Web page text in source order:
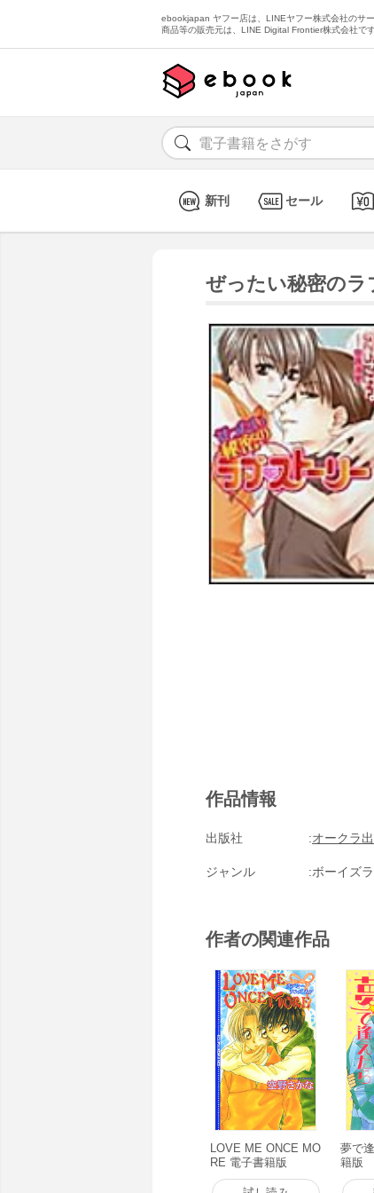
ebookjapan ヤフー店は、LINEヤフー株式会社のサ
商品等の販売元は、LINE Digital Frontier株式会社です
新刊 セール
ぜったい秘密のラ
作品情報
出版社 オークラ
ジャンル ボーイズ
作者の関連作品
LOVE ME ONCE MO
RE 電子書籍版
夢で
籍版